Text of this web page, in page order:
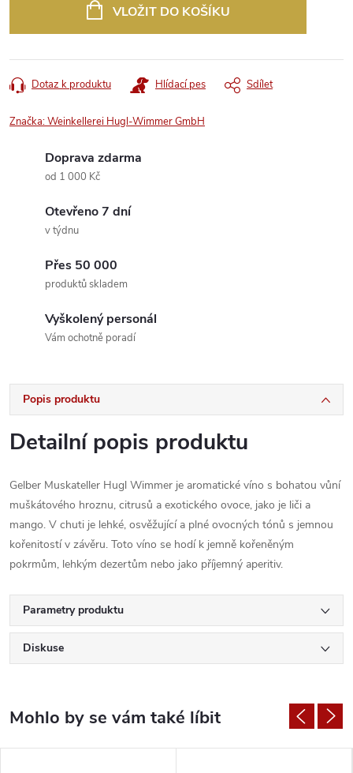
VLOŽIT DO KOŠÍKU
Dotaz k produktu Hlídací pes Sdílet
Značka:Weinkellerei Hugl-Wimmer GmbH
Doprava zdarma
od 1 000 Kč
Otevřeno 7 dní
v týdnu
Přes 50 000
produktů skladem
Vyškolený personál
Vám ochotně poradí
Popis produktu
Detailní popis produktu
Gelber Muskateller Hugl Wimmer je aromatické víno s bohatou vůní
muškátového hroznu, citrusů a exotického ovoce, jako je liči a
mango. V chuti je lehké, osvěžující a plné ovocných tónů s jemnou
kořenitostí v závěru. Toto víno se hodí k jemně kořeněným
pokrmům, lehkým dezertům nebo jako příjemný aperitiv.
Parametry produktu
Diskuse